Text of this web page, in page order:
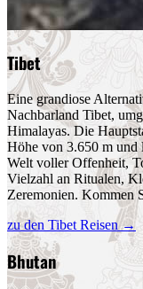
Tibet
Eine grandiose
Nachbarland Tibet,
Himalayas. Die
Höhe von 3.650 m und
Welt voller Offenheit,
Vielzahl an Ritualen,
Zeremonien. Kommen
zu den Tibet Reisen→
Bhutan